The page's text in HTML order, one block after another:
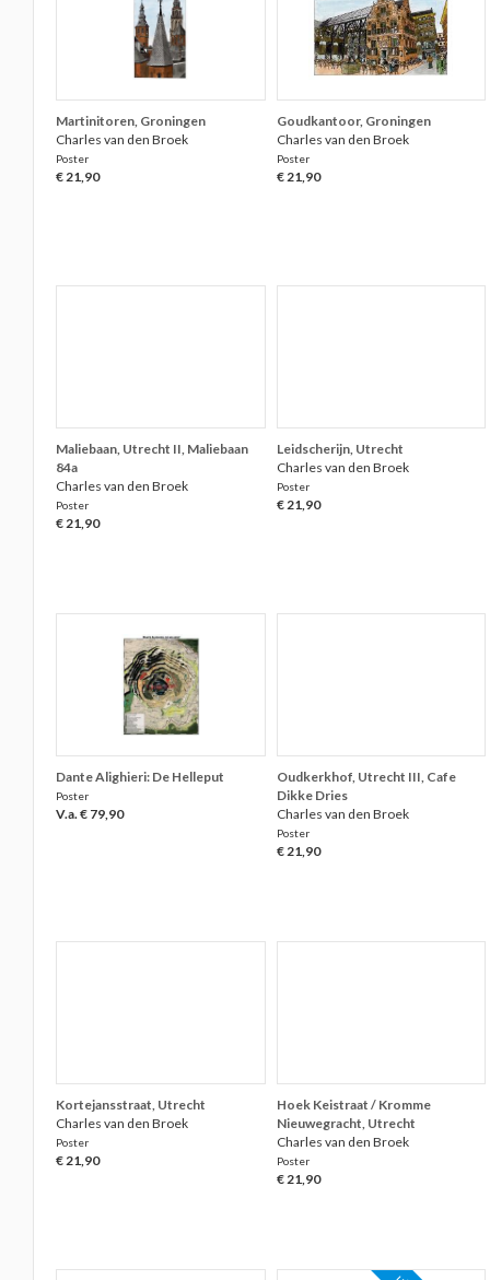
Martinitoren, Groningen
Charles van den Broek
Poster
€ 21,90
Goudkantoor, Groningen
Charles van den Broek
Poster
€ 21,90
Maliebaan, Utrecht II, Maliebaan
84a
Charles van den Broek
Poster
€ 21,90
Leidscherijn, Utrecht
Charles van den Broek
Poster
€ 21,90
Dante Alighieri: De Helleput
Poster
V.a. € 79,90
Oudkerkhof, Utrecht III, Cafe
Dikke Dries
Charles van den Broek
Poster
€ 21,90
Kortejansstraat, Utrecht
Charles van den Broek
Poster
€ 21,90
Hoek Keistraat / Kromme
Nieuwegracht, Utrecht
Charles van den Broek
Poster
€ 21,90